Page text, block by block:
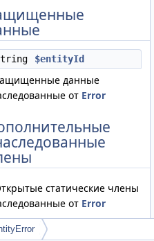
$entityId
данные
от Error
статические члены
от Error